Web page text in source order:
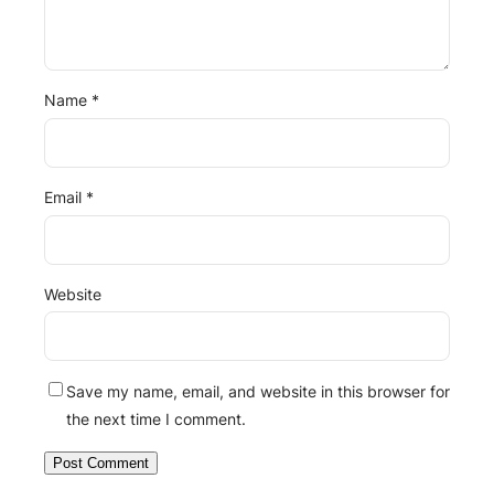
Name *
Email *
Website
Save my name, email, and website in this browser for
the next time I comment.